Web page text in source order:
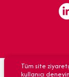
Tüm site
kullanıcı